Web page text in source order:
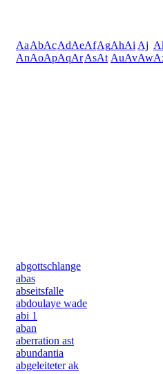
AaAbAcAdAeAfAgAhAiAj
AnAoApAqArAsAt AuAvAw
abgottschlange
abas
abseitsfalle
abdoulaye wade
abi 1
aban
aberration ast
abundantia
abgeleiteter ak